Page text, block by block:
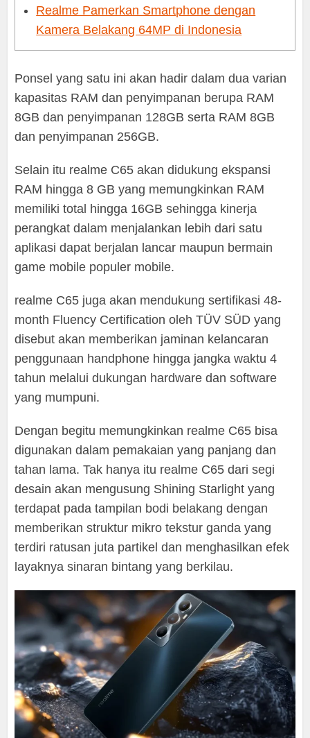
Realme Pamerkan Smartphone dengan
Kamera Belakang 64MP di Indonesia
Ponsel yang satu ini akan hadir dalam dua varian
kapasitas RAM dan penyimpanan berupa RAM
8GB dan penyimpanan 128GB serta RAM 8GB
dan penyimpanan 256GB.
Selain itu realme C65 akan didukung ekspansi
RAM hingga 8 GB yang memungkinkan RAM
memiliki total hingga 16GB sehingga kinerja
perangkat dalam menjalankan lebih dari satu
aplikasi dapat berjalan lancar maupun bermain
game mobile populer mobile.
realme C65 juga akan mendukung sertifikasi 48-
month Fluency Certification oleh TÜV SÜD yang
disebut akan memberikan jaminan kelancaran
penggunaan handphone hingga jangka waktu 4
tahun melalui dukungan hardware dan software
yang mumpuni.
Dengan begitu memungkinkan realme C65 bisa
digunakan dalam pemakaian yang panjang dan
tahan lama. Tak hanya itu realme C65 dari segi
desain akan mengusung Shining Starlight yang
terdapat pada tampilan bodi belakang dengan
memberikan struktur mikro tekstur ganda yang
terdiri ratusan juta partikel dan menghasilkan efek
layaknya sinaran bintang yang berkilau.